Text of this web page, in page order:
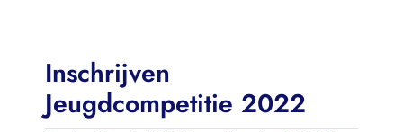
Inschrijven
Jeugdcompetitie 2022